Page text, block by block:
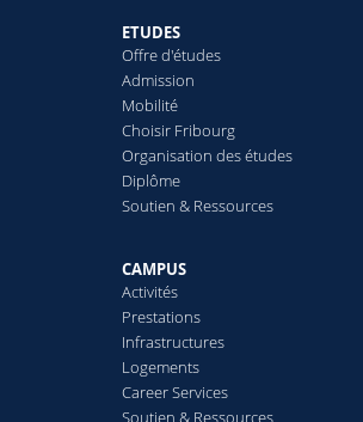
ETUDES
Offre d'études
Admission
Mobilité
Choisir Fribourg
Organisation des études
Diplôme
Soutien & Ressources
CAMPUS
Activités
Prestations
Infrastructures
Logements
Career Services
Soutien & Ressources